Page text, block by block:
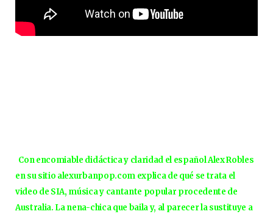
Con encomiable didáctica y claridad el español Alex Robles
en su sitio alexurbanpop.com explica de qué se trata el
video de SIA, música y cantante popular procedente de
Australia. La nena-chica que baila y, al parecer la sustituye a